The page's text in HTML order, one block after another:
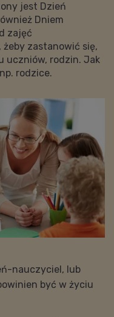
jest Dzień
Dniem
zajęć
zastanowić się,
uczniów, rodzin. Jak
rodzice.
nauczyciel, lub
być w życiu